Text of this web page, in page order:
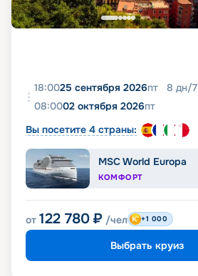
18:0025 сентября 2026пт 8 дн/7
08:0002 октября 2026пт
Вы посетите 4 страны:
MSC World Europa
КОМФОРТ
от 122 780 ₽ /чел +1 000
Выбрать круиз